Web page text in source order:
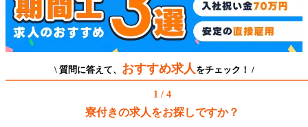
\ 質問に答えて、 おすすめ求人 をチェック！ /
1 / 4
寮付きの求人をお探しですか？